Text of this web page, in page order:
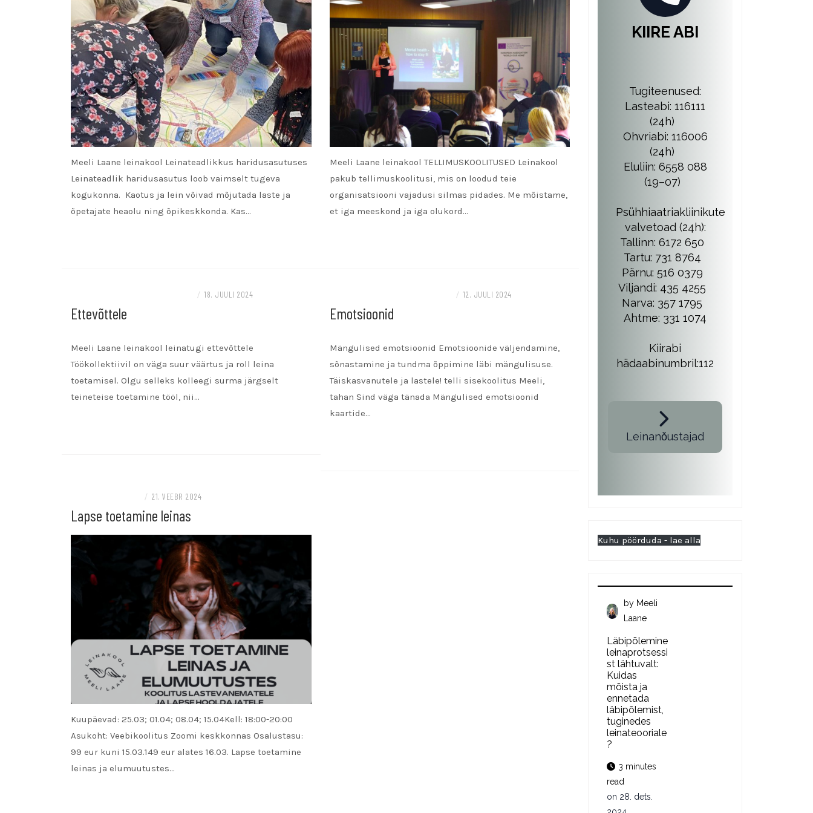
Meeli Laane leinakool Leinateadlikkus haridusasutuses
Leinateadlik haridusasutus loob vaimselt tugeva
kogukonna. Kaotus ja lein võivad mõjutada laste ja
õpetajate heaolu ning õpikeskkonda. Kas…
Meeli Laane leinakool TELLIMUSKOOLITUSED Leinakool
pakub tellimuskoolitusi, mis on loodud teie
organisatsiooni vajadusi silmas pidades. Me mõistame,
et iga meeskond ja iga olukord…
/ 18. JUULI 2024
Ettevõttele
Meeli Laane leinakool leinatugi ettevõttele
Töökollektiivil on väga suur väärtus ja roll leina
toetamisel. Olgu selleks kolleegi surma järgselt
teineteise toetamine tööl, nii…
/ 12. JUULI 2024
Emotsioonid
Mängulised emotsioonid Emotsioonide väljendamine,
sõnastamine ja tundma õppimine läbi mängulisuse.
Täiskasvanutele ja lastele! telli sisekoolitus Meeli,
tahan Sind väga tänada Mängulised emotsioonid
kaartide…
/ 21. VEEBR 2024
Lapse toetamine leinas
Kuupäevad: 25.03; 01.04; 08.04; 15.04Kell: 18:00-20:00
Asukoht: Veebikoolitus Zoomi keskkonnas Osalustasu:
99 eur kuni 15.03.149 eur alates 16.03. Lapse toetamine
leinas ja elumuutustes…
KIIRE ABI
Tugiteenused:
Lasteabi: 116111
(24h)
Ohvriabi: 116006
(24h)
Eluliin: 6558 088
(19–07)
Psühhiaatriakliinikute
valvetoad (24h):
Tallinn: 6172 650
Tartu: 731 8764
Pärnu: 516 0379
Viljandi: 435 4255
Narva: 357 1795
Ahtme: 331 1074
Kiirabi
hädaabinumbril:112
Leinanǒustajad
Kuhu pöörduda - lae alla
Läbipõlemine
leinaprotsessi
st lähtuvalt:
Kuidas
mõista ja
ennetada
läbipõlemist,
tuginedes
leinateooriale
?
by Meeli
Laane
3 minutes
read
on 28. dets.